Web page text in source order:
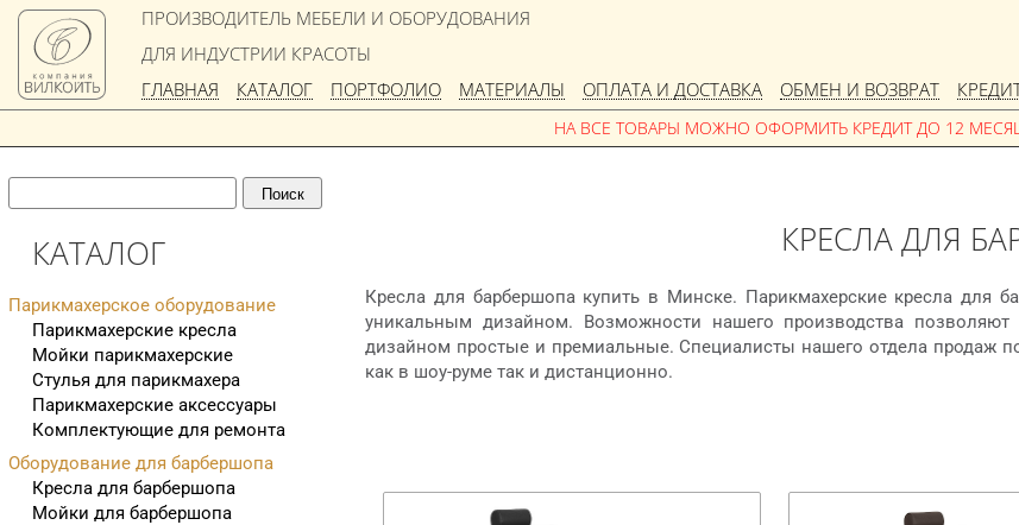
ПРОИЗВОДИТЕЛЬ МЕБЕЛИ И ОБОРУДОВАНИЯ
ДЛЯ ИНДУСТРИИ КРАСОТЫ
ГЛАВНАЯ
КАТАЛОГ ПОРТФОЛИО МАТЕРИАЛЫ ОПЛАТА И ДОСТАВКА ОБМЕН И ВОЗВРАТ
КРЕСЛА ДЛЯ
Кресла для барбершопа купить в Минске. Парикмахерские кресла для
уникальным дизайном. Возможности нашего производства
дизайном простые и премиальные. Специалисты нашего отдела продаж
как в шоу-руме так и дистанционно.
КАТАЛОГ
Парикмахерское оборудование
Парикмахерские кресла
Мойки парикмахерские
Стулья для парикмахера
Парикмахерские аксессуары
Комплектующие для ремонта
Оборудование для барбершопа
Кресла для барбершопа
Мойки для барбершопа